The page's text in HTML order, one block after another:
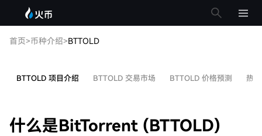
首页>币种介绍>BTTOLD
BTTOLD 项目介绍 BTTOLD 交易市场 BTTOLD 价格预测 热
什么是BitTorrent (BTTOLD)